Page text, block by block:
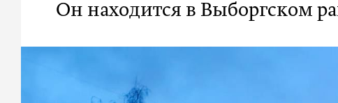
Он находится в Выборгском